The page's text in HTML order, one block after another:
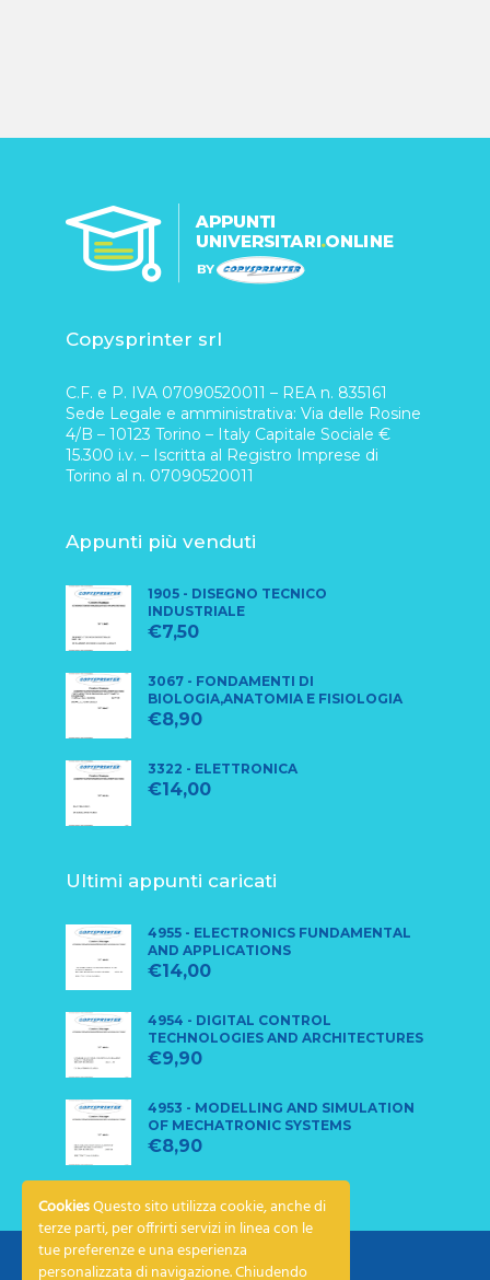
Copysprinter srl
C.F. e P. IVA 07090520011 – REA n. 835161
Sede Legale e amministrativa: Via delle Rosine
4/B – 10123 Torino – Italy Capitale Sociale €
15.300 i.v. – Iscritta al Registro Imprese di
Torino al n. 07090520011
Appunti più venduti
1905 - DISEGNO TECNICO
INDUSTRIALE
€7,50
3067 - FONDAMENTI DI
BIOLOGIA,ANATOMIA E FISIOLOGIA
€8,90
3322 - ELETTRONICA
€14,00
Ultimi appunti caricati
4955 - ELECTRONICS FUNDAMENTAL
AND APPLICATIONS
€14,00
4954 - DIGITAL CONTROL
TECHNOLOGIES AND ARCHITECTURES
€9,90
4953 - MODELLING AND SIMULATION
OF MECHATRONIC SYSTEMS
€8,90
CookiesQuesto sito utilizza cookie, anche di
terze parti, per offrirti servizi in linea con le
tue preferenze e una esperienza
personalizzata di navigazione. Chiudendo